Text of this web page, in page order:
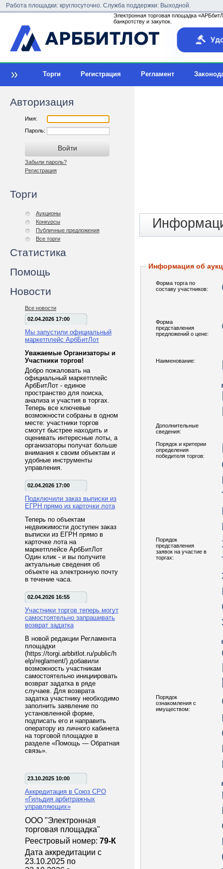
Работа площадки: круглосуточно. Служба поддержки: Выходной.
Электронная торговая площадка
банкротству и закупок.
Торги Регистрация Регламент
Авторизация
Имя:
Пароль:
Забыли пароль?
Регистрация
Торги
Аукционы
Конкурсы
Публичные предложения
Все торги
Статистика
Помощь
Новости
Все новости
02.04.2026 17:00
Мы запустили официальный
маркетплейс АрбБитЛот
Уважаемые Организаторы и
Участники торгов!
Добро пожаловать на
официальный маркетплейс
АрбБитЛот - единое
пространство для поиска,
анализа и участия в торгах.
Теперь все ключевые
возможности собраны в одном
месте: участники торгов
смогут быстрее находить и
оценивать интересные лоты, а
организаторы получат больше
внимания к своим объектам и
удобные инструменты
управления.
02.04.2026 17:00
Подключили заказ выписки из
ЕГРН прямо из карточки лота
Теперь по объектам
недвижимости доступен заказ
выписки из ЕГРН прямо в
карточке лота на
маркетплейсе АрбБитЛот
Один клик - и вы получите
актуальные сведения об
объекте на электронную почту
в течение часа.
02.04.2026 16:55
Участники торгов теперь могут
самостоятельно запрашивать
возврат задатка
В новой редакции Регламента
площадки
(https://torgi.arbbitlot.ru/public/h
elp/reglament/) добавили
возможность участникам
самостоятельно инициировать
возврат задатка в ряде
случаев. Для возврата
задатка участнику необходимо
заполнить заявление по
установленной форме,
подписать его и направить
оператору из личного кабинета
на торговой площадке в
разделе «Помощь — Обратная
связь».
23.10.2025 10:00
Аккредитация в Союз СРО
«Гильдия арбитражных
управляющих»
ООО "Электронная
торговая площадка"
Реестровый номер: 79-К
Дата аккредитации с
23.10.2025 по
Информация об
Форма торга по
составу участников:
Форма
представления
предложений о цене:
Наименование:
Дополнительные
сведения:
Порядок и критерии
определения
победителя торгов:
Порядок
представления
заявок на участие в
торгах:
Порядок
ознакомления с
имуществом: